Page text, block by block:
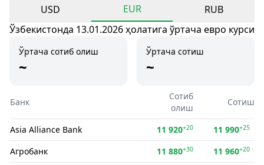
USD EUR
RUB
Ўзбекистонда 13.01.2026 ҳолатига ўртача евро курси
Ўртача сотиб олиш
~
Ўртача сотиш
~
Банк
Сотиб
олиш
Сотиш
Asia Alliance Bank 11 920+20 11 990+25
Агробанк 11 880+30 11 960+20